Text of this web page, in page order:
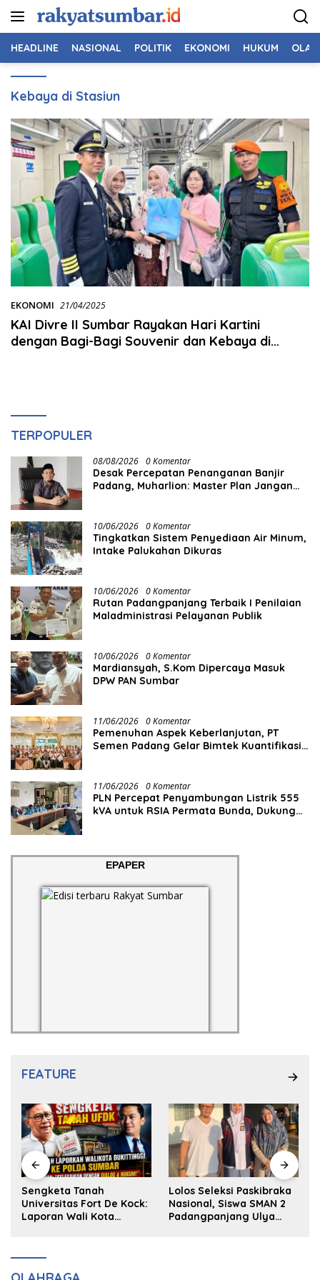
HEADLINE NASIONAL POLITIK EKONOMI HUKUM
Kebaya di Stasiun
EKONOMI 21/04/2025
KAI Divre II Sumbar Rayakan Hari Kartini
dengan Bagi-Bagi Souvenir dan Kebaya di
TERPOPULER
08/08/2026 0 Komentar
Desak Percepatan Penanganan Banjir
Padang, Muharlion: Master Plan Jangan
10/06/2026 0 Komentar
Tingkatkan Sistem Penyediaan Air Minum,
Intake Palukahan Dikuras
10/06/2026 0 Komentar
Rutan Padangpanjang Terbaik I Penilaian
Maladministrasi Pelayanan Publik
10/06/2026 0 Komentar
Mardiansyah, S.Kom Dipercaya Masuk
DPW PAN Sumbar
11/06/2026 0 Komentar
Pemenuhan Aspek Keberlanjutan, PT
Semen Padang Gelar Bimtek Kuantifikasi
11/06/2026 0 Komentar
PLN Percepat Penyambungan Listrik 555
kVA untuk RSIA Permata Bunda, Dukung
EPAPER
FEATURE
Sengketa Tanah
Universitas Fort De Kock:
Laporan Wali Kota
Lolos Seleksi Paskibraka
Nasional, Siswa SMAN 2
Padangpanjang Ulya